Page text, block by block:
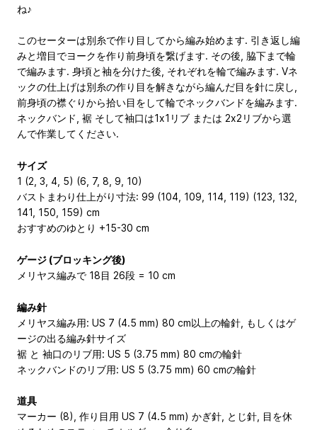
ね♪
このセーターは別糸で作り目してから編み始めます. 引き返し編
みと増目でヨークを作り前身頃を繋げます. その後, 脇下まで輪
で編みます. 身頃と袖を分けた後, それぞれを輪で編みます. Vネ
ックの仕上げは別糸の作り目を解きながら編んだ目を針に戻し,
前身頃の襟ぐりから拾い目をして輪でネックバンドを編みます.
ネックバンド, 裾 そして袖口は1x1リブ または 2x2リブから選
んで作業してください.
サイズ
1 (2, 3, 4, 5) (6, 7, 8, 9, 10)
バストまわり仕上がり寸法: 99 (104, 109, 114, 119) (123, 132,
141, 150, 159) cm
おすすめのゆとり +15-30 cm
ゲージ (ブロッキング後)
メリヤス編みで 18目 26段 = 10 cm
編み針
メリヤス編み用: US 7 (4.5 mm) 80 cm以上の輪針, もしくはゲ
ージの出る編み針サイズ
裾 と 袖口のリブ用: US 5 (3.75 mm) 80 cmの輪針
ネックバンドのリブ用: US 5 (3.75 mm) 60 cmの輪針
道具
マーカー (8), 作り目用 US 7 (4.5 mm) かぎ針, とじ針, 目を休